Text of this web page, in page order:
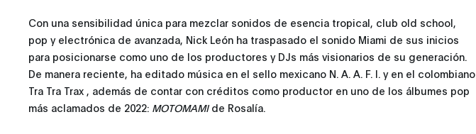
Con una sensibilidad única para mezclar sonidos de esencia tropical, club old school,
pop y electrónica de avanzada, Nick León ha traspasado el sonido Miami de sus inicios
para posicionarse como uno de los productores y DJs más visionarios de su generación.
De manera reciente, ha editado música en el sello mexicano N. A. A. F. I. y en el colombiano
Tra Tra Trax , además de contar con créditos como productor en uno de los álbumes pop
más aclamados de 2022: MOTOMAMI de Rosalía.